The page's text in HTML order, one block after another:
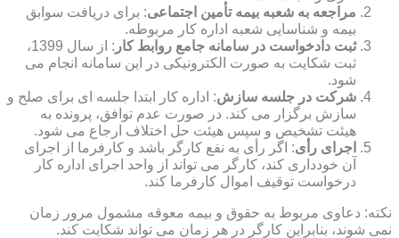
مراجعه به شعبه بیمه تأمین اجتماعی: برای دریافت سوابق
بیمه و شناسایی شعبه اداره کار مربوطه.
ثبت دادخواست در سامانه جامع روابط کار
: از سال 1399،
ثبت شکایت به صورت الکترونیکی در این سامانه انجام می
شود.
شرکت در جلسه سازش: اداره کار ابتدا جلسه ای برای صلح و
سازش برگزار می کند. در صورت عدم توافق، پرونده به
هیئت تشخیص و سپس هیئت حل اختلاف ارجاع می شود.
اجرای رأی: اگر رأی به نفع کارگر باشد و کارفرما از اجرای
آن خودداری کند، کارگر می تواند از واحد اجرای اداره کار
درخواست توقیف اموال کارفرما کند.
نکته: دعاوی مربوط به حقوق و بیمه معوقه مشمول مرور زمان
نمی شوند، بنابراین کارگر در هر زمان می تواند شکایت کند.